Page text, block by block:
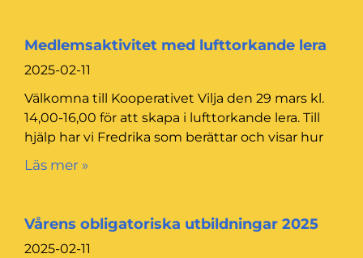
Medlemsaktivitet med lufttorkande lera
2025-02-11
Välkomna till Kooperativet Vilja den 29 mars kl.
14,00-16,00 för att skapa i lufttorkande lera. Till
hjälp har vi Fredrika som berättar och visar hur
Läs mer »
Vårens obligatoriska utbildningar 2025
2025-02-11